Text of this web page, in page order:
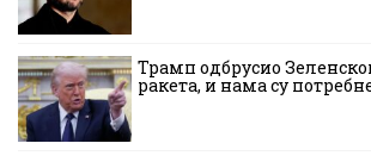
Трамп одбрусио
ракета, и нама су